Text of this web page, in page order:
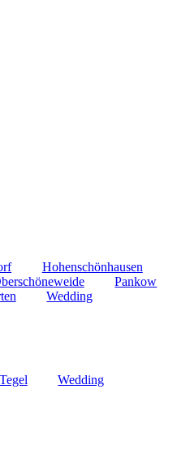
Hohenschönhausen
Pankow
Wedding
Tegel
Wedding